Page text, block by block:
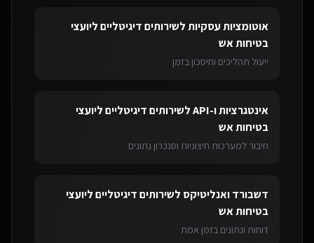
אוטומציות עסקיותלשירותים דיגיטליים ליועצי
בטיחות אש
ייעול תהליכים וחיסכון בזמן
אינטגרציות ו-API לשירותים דיגיטליים ליועצי
בטיחות אש
חיבור למערכות חיצוניות וסנכרון נתונים
דשבורד ואנליטיקס לשירותים דיגיטליים ליועצי
בטיחות אש
דוחות ונתונים בזמן אמת